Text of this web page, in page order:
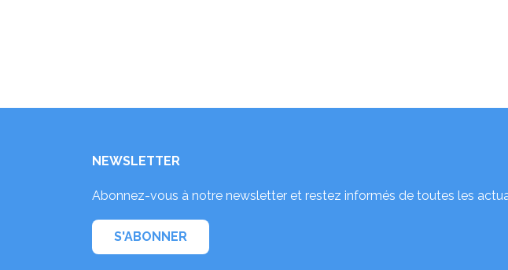
NEWSLETTER
Abonnez-vous à notre newsletter et restez informés de toutes les
S'ABONNER